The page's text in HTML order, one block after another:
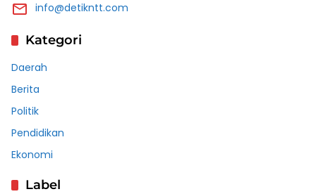
info@detikntt.com
Kategori
Daerah
Berita
Politik
Pendidikan
Ekonomi
Label